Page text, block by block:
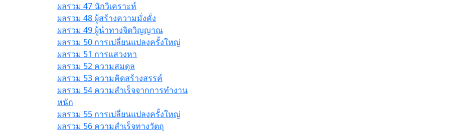
ผลรวม 47 นักวิเคราะห์
ผลรวม 48 ผู้สร้างความมั่งคั่ง
ผลรวม 49 ผู้นำทางจิตวิญญาณ
ผลรวม 50 การเปลี่ยนแปลงครั้งใหญ่
ผลรวม 51 การแสวงหา
ผลรวม 52 ความสมดุล
ผลรวม 53 ความคิดสร้างสรรค์
ผลรวม 54 ความสำเร็จจากการทำงาน
หนัก
ผลรวม 55 การเปลี่ยนแปลงครั้งใหญ่
ผลรวม 56 ความสำเร็จทางวัตถุ